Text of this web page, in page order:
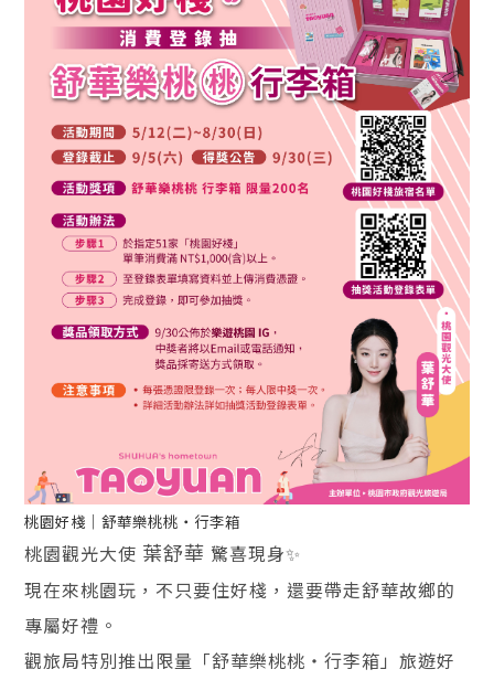
桃園好棧｜舒華樂桃桃・行李箱
桃園觀光大使 葉舒華 驚喜現身✨
現在來桃園玩，不只要住好棧，還要帶走舒華故鄉的
專屬好禮。
觀旅局特別推出限量「舒華樂桃桃・行李箱」旅遊好